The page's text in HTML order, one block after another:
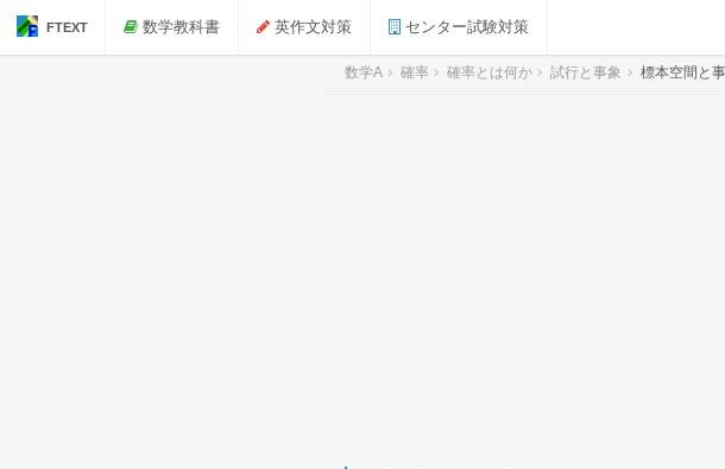
FTEXT 数学教科書 英作文対策 センター試験対策
数学A 確率 確率とは何か 試行と事象 標本空間と